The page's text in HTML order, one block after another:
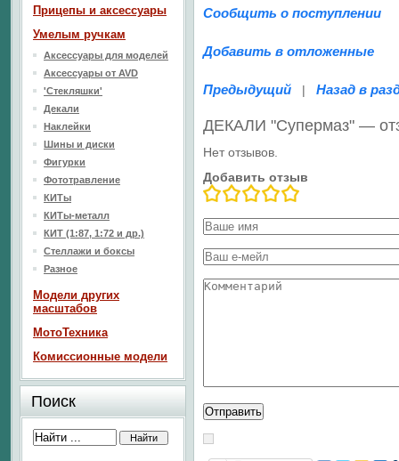
Сообщить о поступлении
Добавить в отложенные
Предыдущий | Назад в
ДЕКАЛИ "Супермаз" —
Нет отзывов.
Добавить отзыв
Прицепы и аксессуары
Умелым ручкам
Аксессуары для моделей
Аксессуары от AVD
'Стекляшки'
Декали
Наклейки
Шины и диски
Фигурки
Фототравление
КИТы
КИТы-металл
КИТ (1:87, 1:72 и др.)
Стеллажи и боксы
Разное
Модели других
масштабов
МотоТехника
Комиссионные модели
Поиск